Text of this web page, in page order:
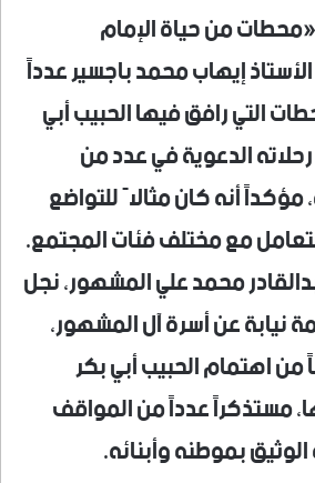
من حياة الإمام
إيهاب محمد باجسير عدداً
التي رافق فيها الحبيب أبي
الدعوية في عدد من
مؤكداً أنه كان مثالاً للتواضع
مع مختلف فئات المجتمع.
محمد علي المشهور، نجل
نيابة عن أسرة آل المشهور،
اهتمام الحبيب أبي بكر
مستذكراً عدداً من المواقف
بموطنه وأبنائه.